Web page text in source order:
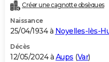
Créer une cagnotte obsèques
Naissance
25/04/1934 à Noyelles-lès-
Décès
12/05/2024 à Aups (Var)